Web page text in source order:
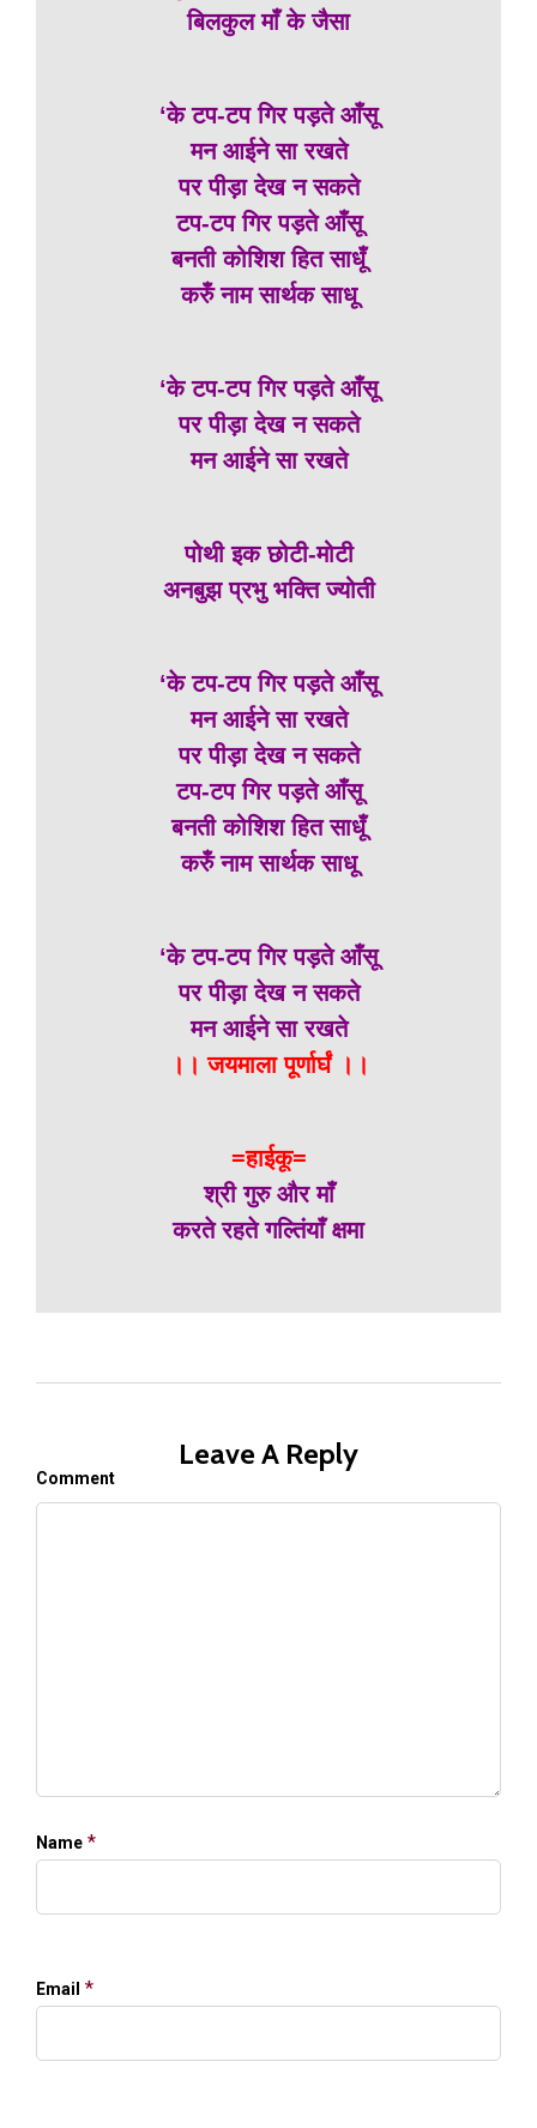
बिलकुल माँ के जैसा
‘के टप-टप गिर पड़ते आँसू
मन आईने सा रखते
पर पीड़ा देख न सकते
टप-टप गिर पड़ते आँसू
बनती कोशिश हित साधूँ
करुँ नाम सार्थक साधू
‘के टप-टप गिर पड़ते आँसू
पर पीड़ा देख न सकते
मन आईने सा रखते
पोथी इक छोटी-मोटी
अनबुझ प्रभु भक्ति ज्योती
‘के टप-टप गिर पड़ते आँसू
मन आईने सा रखते
पर पीड़ा देख न सकते
टप-टप गिर पड़ते आँसू
बनती कोशिश हित साधूँ
करुँ नाम सार्थक साधू
‘के टप-टप गिर पड़ते आँसू
पर पीड़ा देख न सकते
मन आईने सा रखते
।। जयमाला पूर्णार्घं ।।
=हाईकू=
श्री गुरु और माँ
करते रहते गल्तिंयाँ क्षमा
Leave A Reply
Comment
Name *
Email *